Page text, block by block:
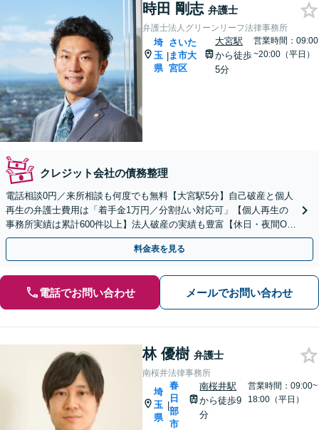
時田 剛志 弁護士
弁護士法人グリーンリーフ法律事務所
埼
玉
県
|
さいた
ま市大
宮区
大宮駅
から徒歩
5分
営業時間：09:00
~20:00（平日）
クレジット会社の債務整理
電話相談0円／来所相談も何度でも無料【大宮駅5分】自己破産と個人
再生の弁護士費用は「着手金1万円／分割払い対応可」【個人再生の
事務所実績は累計600件以上】法人破産の実績も豊富【休日・夜間O
K】オンライン相談もできます
料金表を見る
電話でお問い合わせ メールでお問い合わせ
林 優樹 弁護士
南桜井法律事務所
埼
玉
県
|
春
日
部
市
南桜井駅
から徒歩9
分
営業時間：09:00~
18:00（平日）